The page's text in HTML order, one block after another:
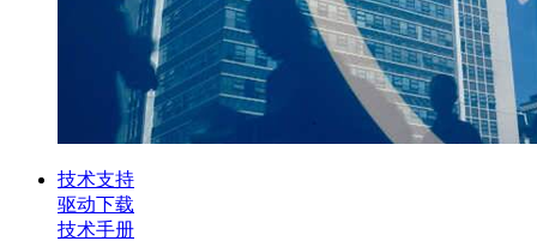
技术支持
驱动下载
技术手册